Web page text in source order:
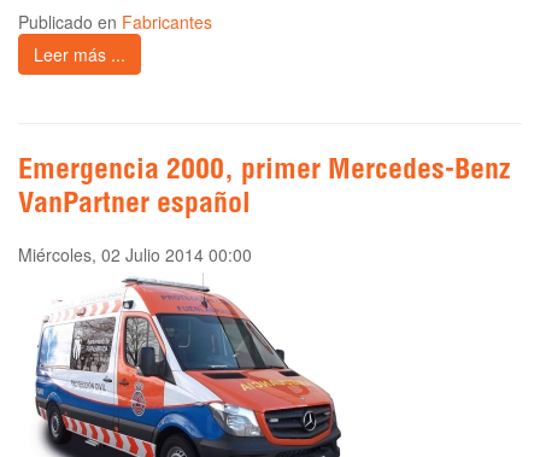
Publicado en Fabricantes
Leer más ...
Emergencia 2000, primer Mercedes-Benz
VanPartner español
Miércoles, 02 Julio 2014 00:00